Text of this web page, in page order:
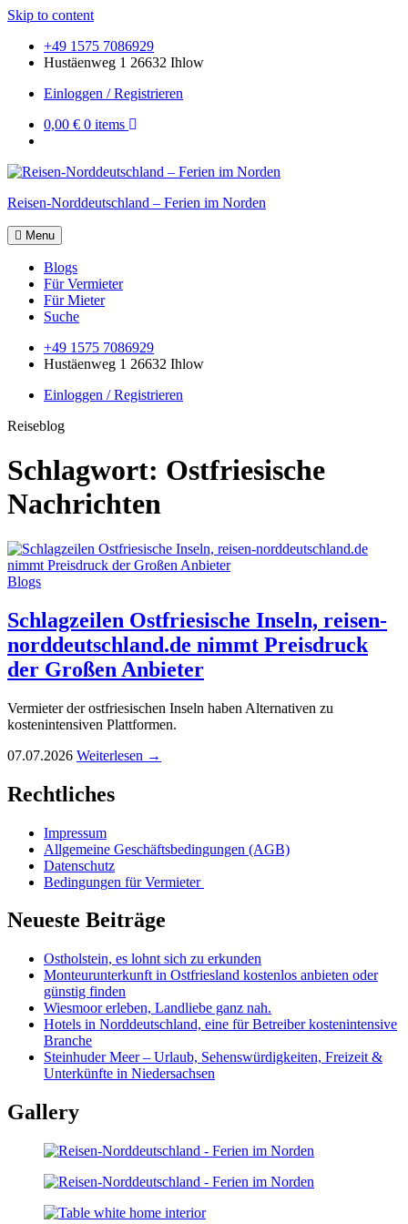
Skip to content
+49 1575 7086929
Hustäenweg 1 26632 Ihlow
Einloggen / Registrieren
0,00 € 0 items
Reisen-Norddeutschland – Ferien im Norden
Menu
Blogs
Für Vermieter
Für Mieter
Suche
+49 1575 7086929
Hustäenweg 1 26632 Ihlow
Einloggen / Registrieren
Reiseblog
Schlagwort: Ostfriesische
Nachrichten
Blogs
Schlagzeilen Ostfriesische Inseln, reisen-
norddeutschland.de nimmt Preisdruck
der Großen Anbieter
Vermieter der ostfriesischen Inseln haben Alternativen zu
kostenintensiven Plattformen.
07.07.2026 Weiterlesen →
Rechtliches
Impressum
Allgemeine Geschäftsbedingungen (AGB)
Datenschutz
Bedingungen für Vermieter
Neueste Beiträge
Ostholstein, es lohnt sich zu erkunden
Monteurunterkunft in Ostfriesland kostenlos anbieten oder
günstig finden
Wiesmoor erleben, Landliebe ganz nah.
Hotels in Norddeutschland, eine für Betreiber kostenintensive
Branche
Steinhuder Meer – Urlaub, Sehenswürdigkeiten, Freizeit &
Unterkünfte in Niedersachsen
Gallery